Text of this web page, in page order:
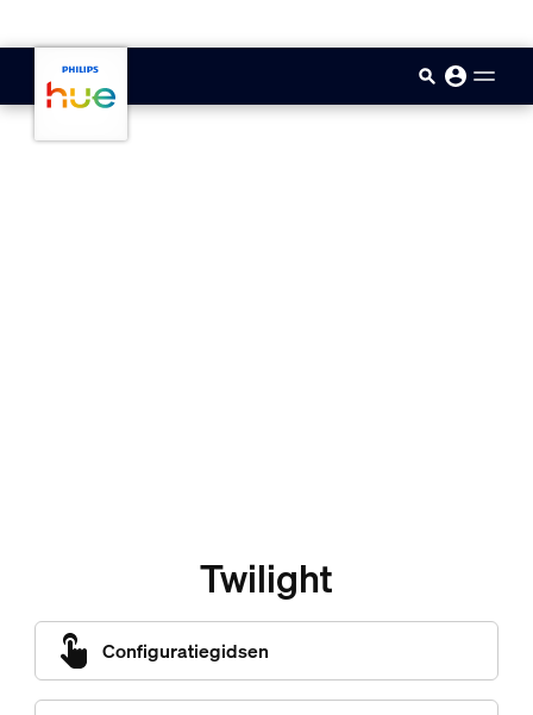
Twilight
Configuratiegidsen